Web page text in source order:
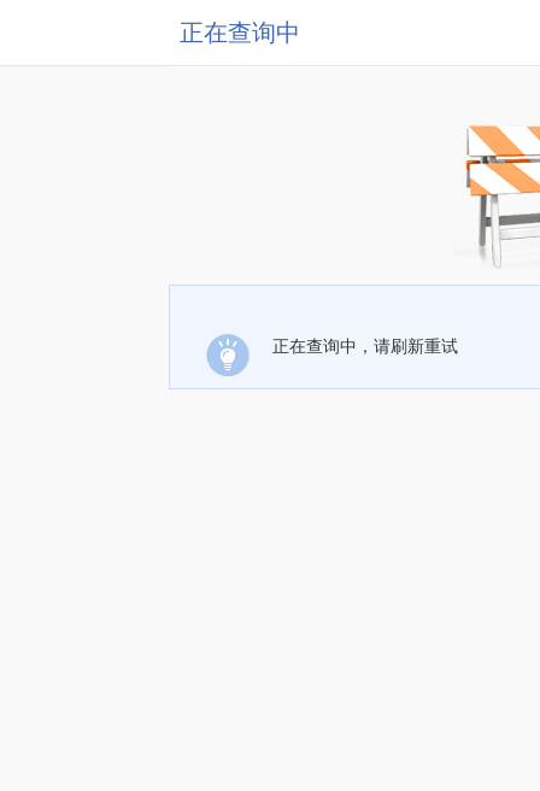
正在查询中
正在查询中，请刷新重试